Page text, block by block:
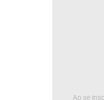
Ao se